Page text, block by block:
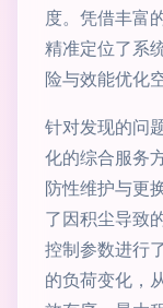
度。凭借丰富
精准定位了系
险与效能优化
针对发现的问
化的综合服务
防性维护与更
了因积尘导致
控制参数进行
的负荷变化，